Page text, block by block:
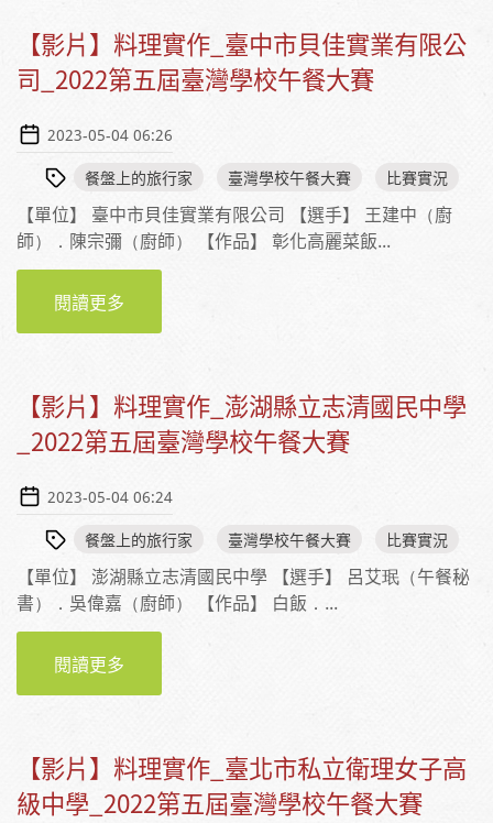
【影片】料理實作_臺中市貝佳實業有限公
司_2022第五屆臺灣學校午餐大賽
2023-05-04 06:26
餐盤上的旅行家 臺灣學校午餐大賽 比賽實況
【單位】 臺中市貝佳實業有限公司 【選手】 王建中（廚
師）．陳宗彌（廚師） 【作品】 彰化高麗菜飯...
閱讀更多
_2022第五屆臺灣學校午餐大賽
【影片】料理實作_澎湖縣立志清國民中學
_2022第五屆臺灣學校午餐大賽
2023-05-04 06:24
餐盤上的旅行家 臺灣學校午餐大賽 比賽實況
【單位】 澎湖縣立志清國民中學 【選手】 呂艾珉（午餐秘
書）．吳偉嘉（廚師） 【作品】 白飯．...
閱讀更多
_2022第五屆臺灣學校午餐大賽
【影片】料理實作_臺北市私立衛理女子高
級中學_2022第五屆臺灣學校午餐大賽